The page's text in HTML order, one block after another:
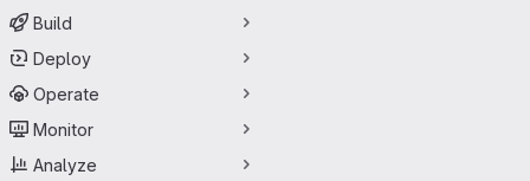
Build
Deploy
Operate
Monitor
Analyze